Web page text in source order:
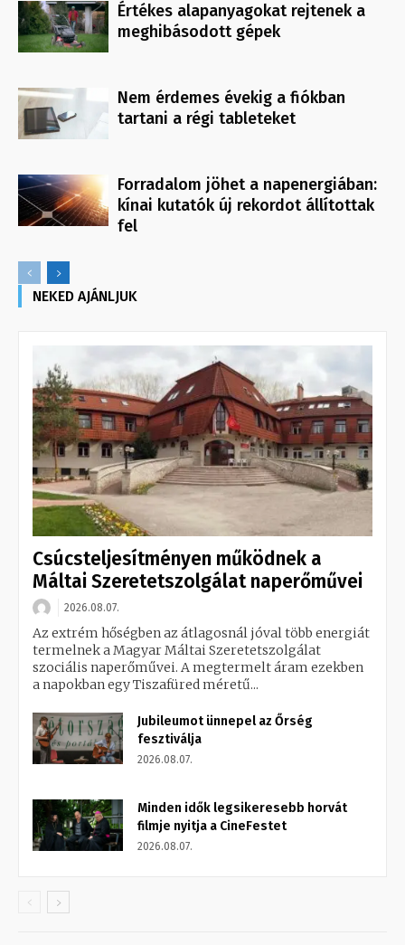
Értékes alapanyagokat rejtenek a
meghibásodott gépek
Nem érdemes évekig a fiókban
tartani a régi tableteket
Forradalom jöhet a napenergiában:
kínai kutatók új rekordot állítottak
fel
NEKED AJÁNLJUK
Csúcsteljesítményen működnek a
Máltai Szeretetszolgálat naperőművei
2026.08.07.
Az extrém hőségben az átlagosnál jóval több energiát
termelnek a Magyar Máltai Szeretetszolgálat
szociális naperőművei. A megtermelt áram ezekben
a napokban egy Tiszafüred méretű...
Jubileumot ünnepel az Őrség
fesztiválja
2026.08.07.
Minden idők legsikeresebb horvát
filmje nyitja a CineFestet
2026.08.07.